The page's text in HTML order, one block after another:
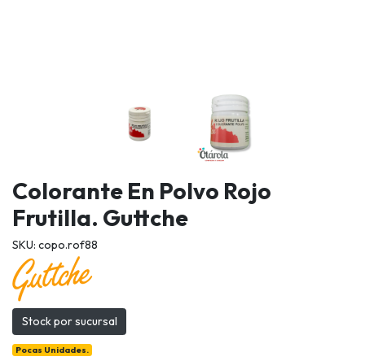
Colorante En Polvo Rojo
Frutilla. Guttche
SKU: copo.rof88
Stock por sucursal
Pocas Unidades.